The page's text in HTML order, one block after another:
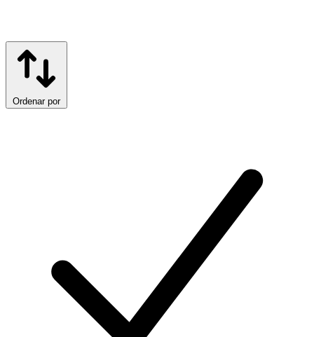
Ordenar por